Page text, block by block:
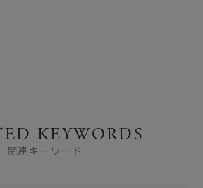
KEYWORDS
関連キーワード